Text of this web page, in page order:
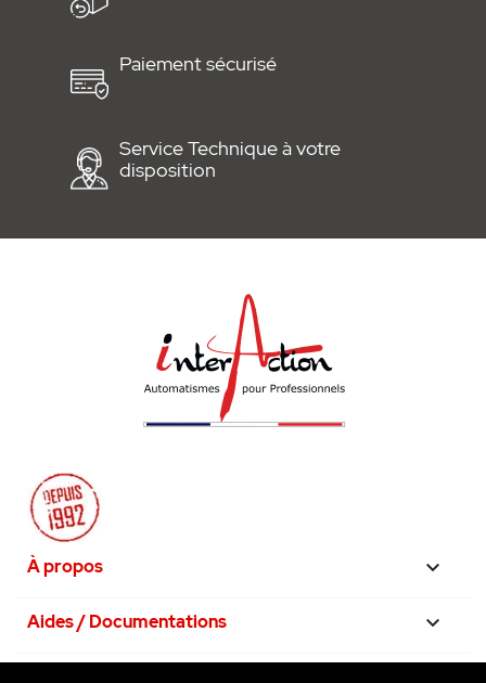
Paiement sécurisé
Service Technique à votre
disposition
À propos 
Aides / Documentations 